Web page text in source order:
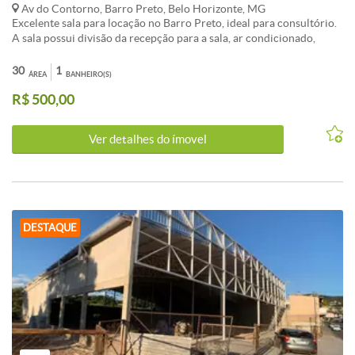
Av do Contorno, Barro Preto, Belo Horizonte, MG
Excelente sala para locação no Barro Preto, ideal para consultório.
A sala possui divisão da recepção para a sala, ar condicionado,
da cidade - Ao lado do Hospital Felício Rocho. VALOR DO
ALUGUEL DE R$500,00 SOMENTE PARA SALA. CASO SE
INTERESSE PELA VAGA DE GARAGEM ACRESCENTAR R$350,00
ÁREA
30 BANHEIRO(S)
1
R$ 500,00
Ver detalhes do ímovel
DESTAQUE